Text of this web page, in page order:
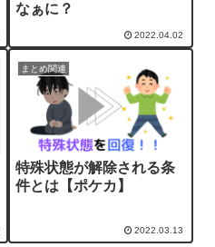
なぁに？
2022.04.02
まとめ関連
特殊状態が解除される条
件とは【ポケカ】
2022.03.13